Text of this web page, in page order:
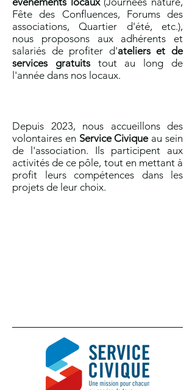
Fête des Confluences, Forums des
associations, Quartier d'été, etc.),
nous proposons aux adhérents et
salariés de profiter d'ateliers et de
services gratuitstout au long de
l'année dans nos locaux.
Depuis 2023, nous accueillons des
volontaires en Service Civiqueau sein
de l'association. Ils participent aux
activités de ce pôle, tout en mettant à
profit leurs compétences dans les
projets de leur choix.